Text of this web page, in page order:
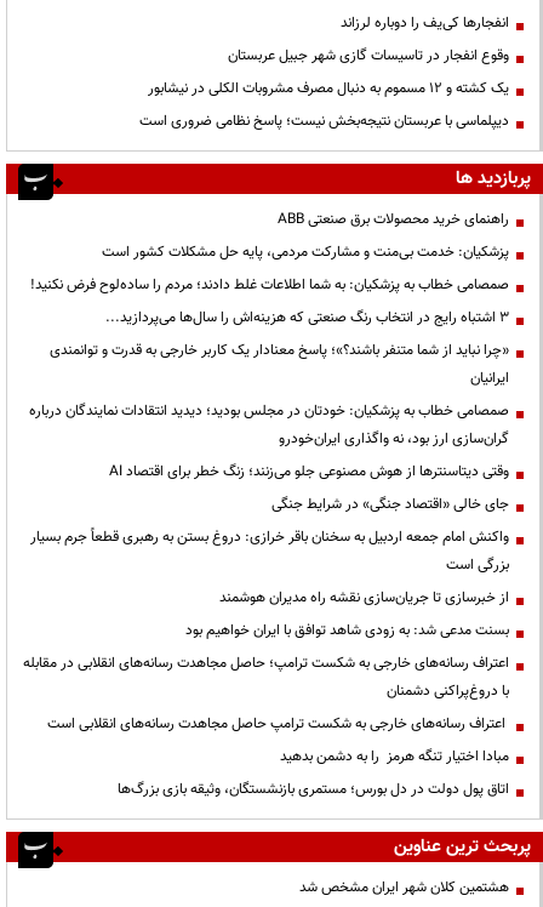
انفجارها کی‌یف را دوباره لرزاند
وقوع انفجار در تاسیسات گازی شهر جبیل عربستان
یک کشته و ۱۲ مسموم به دنبال مصرف مشروبات الکلی در نیشابور
دیپلماسی با عربستان نتیجه‌بخش نیست؛ پاسخ نظامی ضروری است
پربازدید ها
راهنمای خرید محصولات برق صنعتی ABB
پزشکیان: خدمت بی‌منت و مشارکت مردمی، پایه حل مشکلات کشور است
صمصامی خطاب به پزشکیان: به شما اطلاعات غلط دادند؛ مردم را ساده‌لوح فرض نکنید!
3 اشتباه رایج در انتخاب رنگ صنعتی که هزینه‌اش را سال‌ها می‌پردازید...
«چرا نباید از شما متنفر باشند؟»؛ پاسخ معنادار یک کاربر خارجی به قدرت و توانمندی
ایرانیان
صمصامی خطاب به پزشکیان: خودتان در مجلس بودید؛ دیدید انتقادات نمایندگان درباره
گران‌سازی ارز بود، نه واگذاری ایران‌خودرو
وقتی دیتاسنترها از هوش مصنوعی جلو می‌زنند؛ زنگ خطر برای اقتصاد AI
جای خالی «اقتصاد جنگی» در شرایط جنگی
واکنش امام جمعه اردبیل به سخنان باقر خرازی: دروغ بستن به رهبری قطعاً جرم بسیار
بزرگی است
از خبرسازی تا جریان‌سازی نقشه راه مدیران هوشمند
بسنت مدعی شد: به زودی شاهد توافق با ایران خواهیم بود
اعتراف رسانه‌های خارجی به شکست ترامپ؛ حاصل مجاهدت رسانه‌های انقلابی در مقابله
با دروغ‌پراکنی دشمنان
اعتراف رسانه‌های خارجی به شکست ترامپ حاصل مجاهدت رسانه‌های انقلابی است
مبادا اختیار تنگه هرمز را به دشمن بدهید
اتاق پول دولت در دل بورس؛ مستمری بازنشستگان، وثیقه بازی بزرگ‌ها
پربحث ترین عناوین
هشتمین کلان شهر ایران مشخص شد